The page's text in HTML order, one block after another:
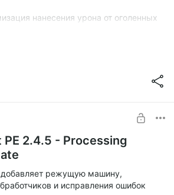
нанесения урона от оголенных
спайки, цепь разбивается на регионы
2.4.5 - Processing
добавляет режущую машину,
и исправления ошибок